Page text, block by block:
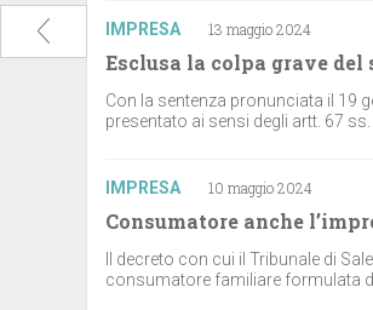
IMPRESA 13 maggio 2024
Esclusa la colpa grave
Con la sentenza pronunciata il 19
presentato ai sensi degli artt. 67
IMPRESA 10 maggio 2024
Consumatore anche
Il decreto con cui il Tribunale di
consumatore familiare formulata